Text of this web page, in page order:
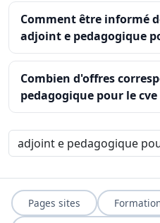
Comment être informé
adjoint e pedagogique
Combien d'offres
pedagogique pour le cve
Pages sites